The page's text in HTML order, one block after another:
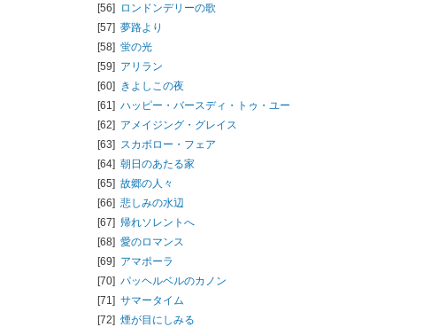
[56] ロンドンデリーの歌
[57] 夢路より
[58] 蛍の光
[59] アリラン
[60] きよしこの夜
[61] ハッピー・バースディ・トゥ・ユー
[62] アメイジング・グレイス
[63] スカボロー・フェア
[64] 朝日のあたる家
[65] 故郷の人々
[66] 悲しみの水辺
[67] 帰れソレントへ
[68] 愛のロマンス
[69] アマポーラ
[70] パッヘルベルのカノン
[71] サマータイム
[72] 煙が目にしみる